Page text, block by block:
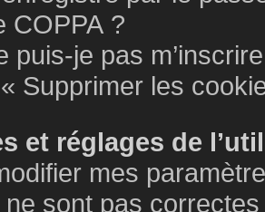
COPPA ?
puis-je pas
Supprimer les
et réglages de
mes
sont pas correctes